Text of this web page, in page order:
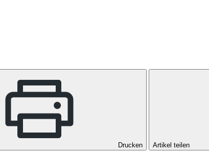
Drucken Artikel teilen